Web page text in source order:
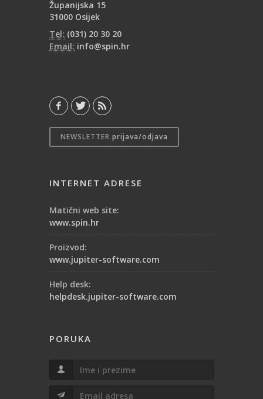
Županijska 15
31000 Osijek
Tel: (031) 20 30 20
Email: info@spin.hr
NEWSLETTER prijava/odjava
INTERNET ADRESE
Matični web site:
www.spin.hr
Proizvod:
www.jupiter-software.com
Help desk:
helpdesk.jupiter-software.com
PORUKA